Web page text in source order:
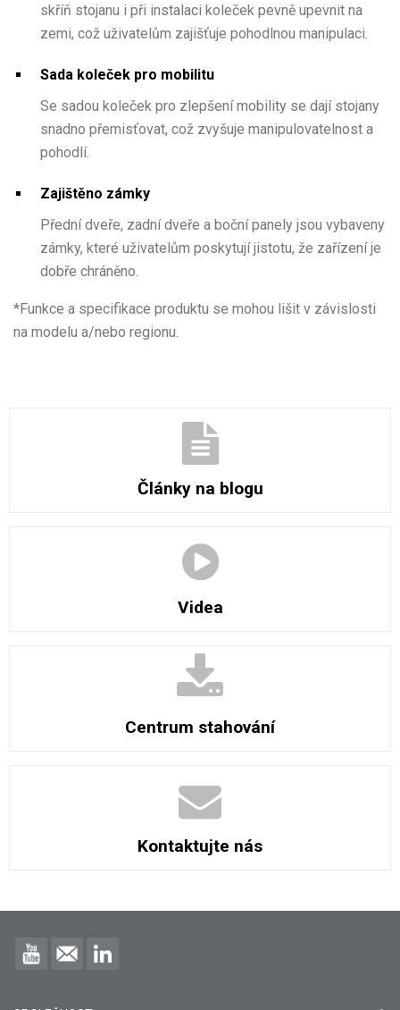
skříň stojanu i při instalaci koleček pevně upevnit na
zemi, což uživatelům zajišťuje pohodlnou manipulaci.
Sada koleček pro mobilitu
Se sadou koleček pro zlepšení mobility se dají stojany
snadno přemisťovat, což zvyšuje manipulovatelnost a
pohodlí.
Zajištěno zámky
Přední dveře, zadní dveře a boční panely jsou vybaveny
zámky, které uživatelům poskytují jistotu, že zařízení je
dobře chráněno.
*Funkce a specifikace produktu se mohou lišit v závislosti
na modelu a/nebo regionu.
Články na blogu
Videa
Centrum stahování
Kontaktujte nás